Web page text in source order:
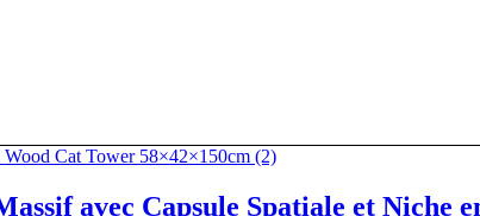
avec Capsule Spatiale et Niche